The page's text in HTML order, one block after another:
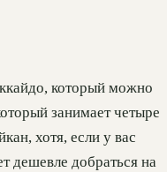
который можно
занимает четыре
хотя, если у вас
дешевле добраться на